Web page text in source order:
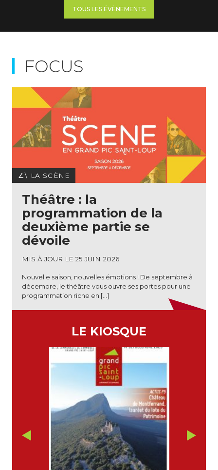
TOUS LES ÉVÈNEMENTS
FOCUS
∠\ LA SCÈNE
Théâtre : la
programmation de la
deuxième partie se
dévoile
MIS À JOUR LE 25 JUIN 2026
Nouvelle saison, nouvelles émotions ! De septembre à
décembre, le théâtre vous ouvre ses portes pour une
programmation riche en […]
LE KIOSQUE